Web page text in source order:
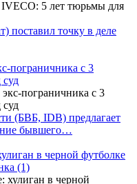
поставил точку в деле
пограничника с 3
(БВБ, IDB) предлагает
бывшего…
в черной футболке
(1)